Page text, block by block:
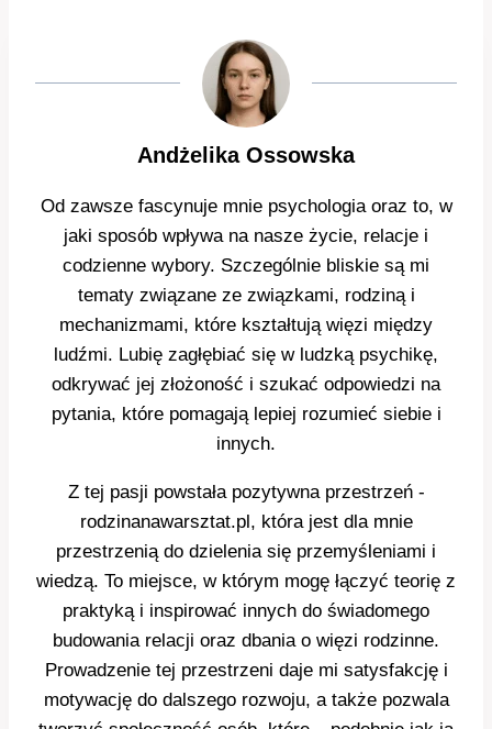
Andżelika Ossowska
Od zawsze fascynuje mnie psychologia oraz to, w
jaki sposób wpływa na nasze życie, relacje i
codzienne wybory. Szczególnie bliskie są mi
tematy związane ze związkami, rodziną i
mechanizmami, które kształtują więzi między
ludźmi. Lubię zagłębiać się w ludzką psychikę,
odkrywać jej złożoność i szukać odpowiedzi na
pytania, które pomagają lepiej rozumieć siebie i
innych.
Z tej pasji powstała pozytywna przestrzeń -
rodzinanawarsztat.pl, która jest dla mnie
przestrzenią do dzielenia się przemyśleniami i
wiedzą. To miejsce, w którym mogę łączyć teorię z
praktyką i inspirować innych do świadomego
budowania relacji oraz dbania o więzi rodzinne.
Prowadzenie tej przestrzeni daje mi satysfakcję i
motywację do dalszego rozwoju, a także pozwala